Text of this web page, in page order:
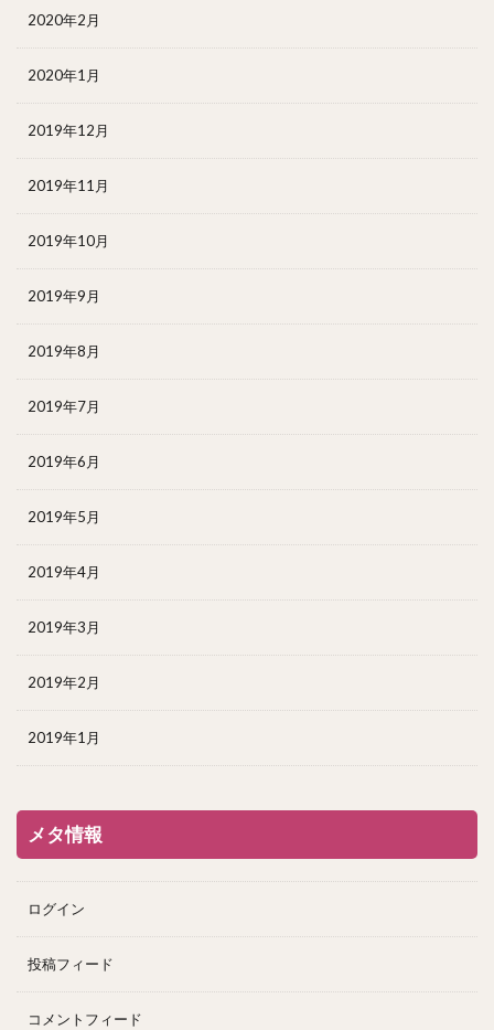
2020年2月
2020年1月
2019年12月
2019年11月
2019年10月
2019年9月
2019年8月
2019年7月
2019年6月
2019年5月
2019年4月
2019年3月
2019年2月
2019年1月
メタ情報
ログイン
投稿フィード
コメントフィード